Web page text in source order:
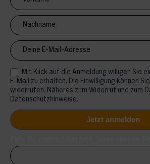
Anmeldung
CV
Mit Klick auf die Anmeldung willigen Sie
E-Mail zu erhalten. Die Einwilligung können
widerrufen. Näheres zum Widerruf und zum
Datenschutzhinweise.